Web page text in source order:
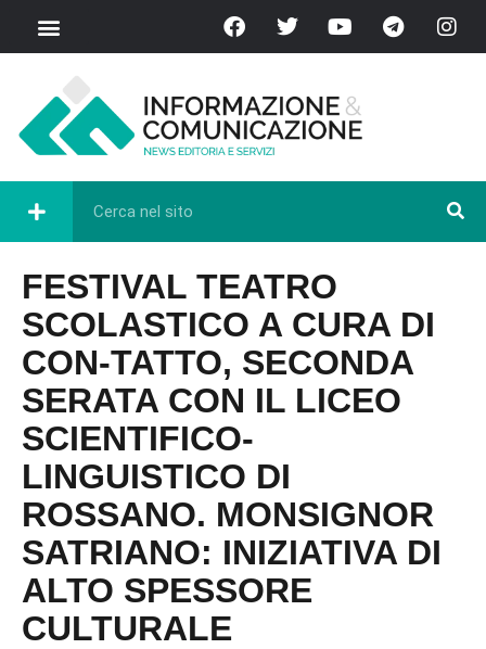
FESTIVAL TEATRO
SCOLASTICO A CURA DI
CON-TATTO, SECONDA
SERATA CON IL LICEO
SCIENTIFICO-
LINGUISTICO DI
ROSSANO. MONSIGNOR
SATRIANO: INIZIATIVA DI
ALTO SPESSORE
CULTURALE